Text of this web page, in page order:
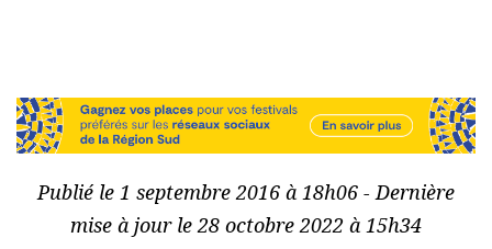
Publié le 1 septembre 2016 à 18h06 - Dernière
mise à jour le 28 octobre 2022 à 15h34